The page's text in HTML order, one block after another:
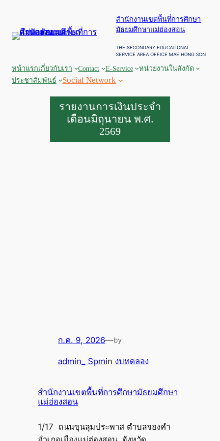
สำนักงานเขตพื้นที่การศึกษา
มัธยมศึกษาแม่ฮ่องสอน
THE SECONDARY EDUCATIONAL
SERVICE AREA OFFICE MAE HONG SON
หน้าแรกเกี่ยวกับเรา Contact E-Service
หน่วยงานในสังกัด
ประชาสัมพันธ์
Social Network
รายงานการเงินประจำ
เดือนมิถุนายน พ.ศ.
2569
ก.ค. 9, 2026—by
admin_ Spmin งบทดลอง
สำนักงานเขตพื้นที่การศึกษามัธยมศึกษา
แม่ฮ่องสอน
1/17 ถนนขุนลุมประพาส ตำบลจองคำ